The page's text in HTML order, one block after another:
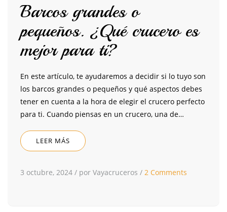
Barcos grandes o
pequeños. ¿Qué crucero es
mejor para ti?
En este artículo, te ayudaremos a decidir si lo tuyo son
los barcos grandes o pequeños y qué aspectos debes
tener en cuenta a la hora de elegir el crucero perfecto
para ti. Cuando piensas en un crucero, una de…
LEER MÁS
3 octubre, 2024 / por Vayacruceros / 2 Comments